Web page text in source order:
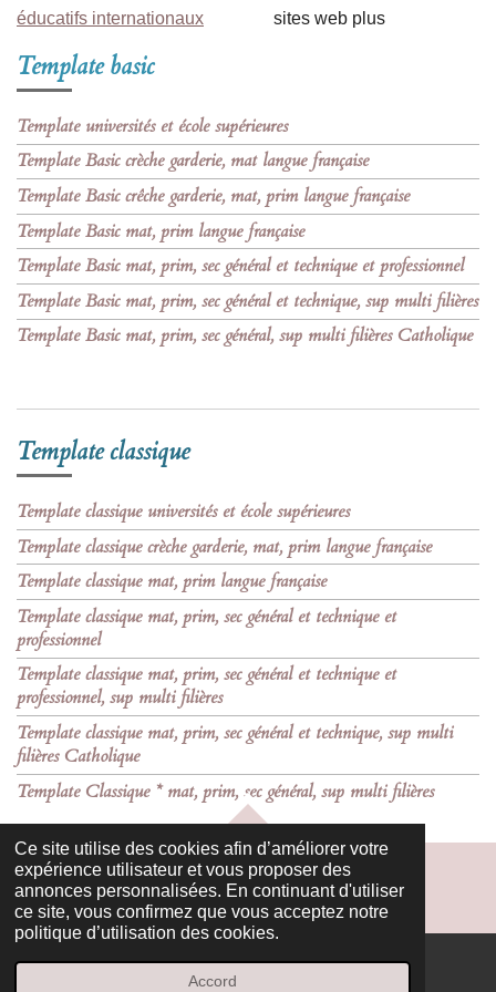
Ce site utilise des cookies afin d’améliorer votre
expérience utilisateur et vous proposer des
annonces personnalisées. En continuant d'utiliser
ce site, vous confirmez que vous acceptez notre
politique d’utilisation des cookies.
Accord
éducatifs internationaux
sites web plus
Template basic
Template universités et école supérieures
Template Basic crèche garderie, mat langue française
Template Basic crêche garderie, mat, prim langue française
Template Basic mat, prim langue française
Template Basic mat, prim, sec général et technique et professionnel
Template Basic mat, prim, sec général et technique, sup multi filières
Template Basic mat, prim, sec général, sup multi filières Catholique
Template classique
Template classique universités et école supérieures
Template classique crèche garderie, mat, prim langue française
Template classique mat, prim langue française
Template classique mat, prim, sec général et technique et
professionnel
Template classique mat, prim, sec général et technique et
professionnel, sup multi filières
Template classique mat, prim, sec général et technique, sup multi
filières Catholique
Template Classique * mat, prim, sec général, sup multi filières
HAUT